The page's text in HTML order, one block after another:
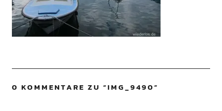
0 KOMMENTARE ZU “IMG_9490”